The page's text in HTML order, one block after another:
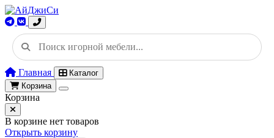
Главная
Каталог
Корзина
Корзина
В корзине нет товаров
Открыть корзину